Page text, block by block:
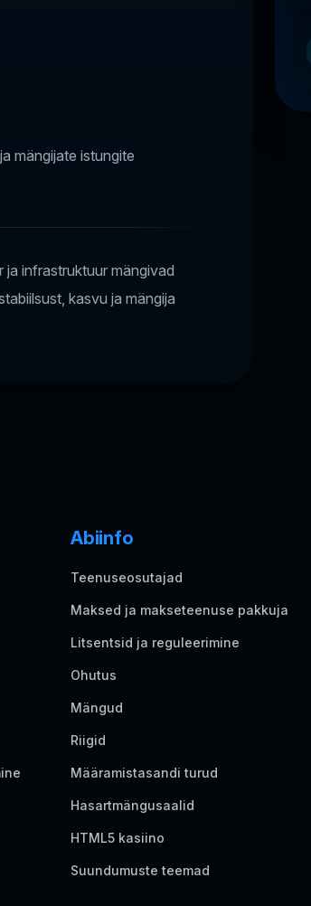
mängijate istungite
infrastruktuur mängivad
kasvu ja mängija
Abiinfo
Teenuseosutajad
Maksed ja makseteenuse pakkuja
Litsentsid ja reguleerimine
Ohutus
Mängud
Riigid
Määramistasandi turud
Hasartmängusaalid
HTML5 kasiino
Suundumuste teemad